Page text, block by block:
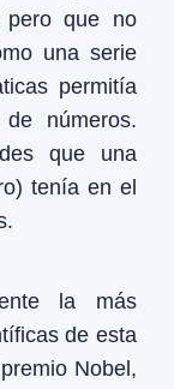
pero que no
una serie
permitía
números.
que una
tenía en el
la más
de esta
Nobel,